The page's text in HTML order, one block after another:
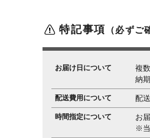
特記事項 （必ずご
お届け日について
複
納
配送費用について 配
時間指定について
お
※当